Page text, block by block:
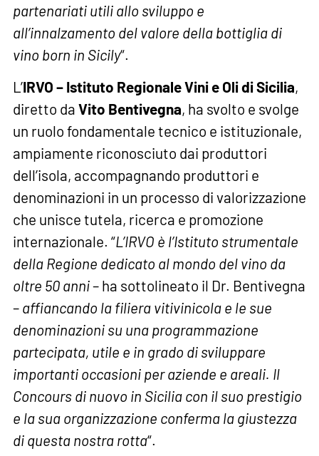
partenariati utili allo sviluppo e
all’innalzamento del valore della bottiglia di
vino born in Sicily“.
L’IRVO – Istituto Regionale Vini e Oli di Sicilia,
diretto da Vito Bentivegna, ha svolto e svolge
un ruolo fondamentale tecnico e istituzionale,
ampiamente riconosciuto dai produttori
dell’isola, accompagnando produttori e
denominazioni in un processo di valorizzazione
che unisce tutela, ricerca e promozione
internazionale. “L’IRVO è l’Istituto strumentale
della Regione dedicato al mondo del vino da
oltre 50 anni– ha sottolineato il Dr. Bentivegna
– affiancando la filiera vitivinicola e le sue
denominazioni su una programmazione
partecipata, utile e in grado di sviluppare
importanti occasioni per aziende e areali. Il
Concours di nuovo in Sicilia con il suo prestigio
e la sua organizzazione conferma la giustezza
di questa nostra rotta“.